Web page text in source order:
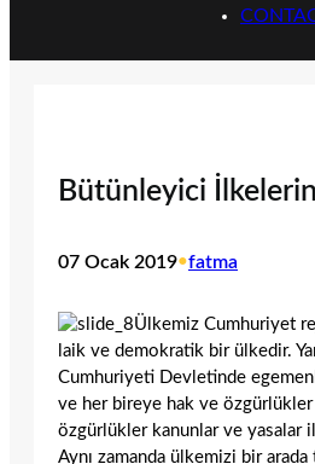
Bütünleyici
07 Ocak 2019•fatma
Ülkemiz Cumhuriyet
laik ve demokratik bir ülkedir.
Cumhuriyeti Devletinde
ve her bireye hak ve
özgürlükler kanunlar ve yasalar
Aynı zamanda ülkemizi bir